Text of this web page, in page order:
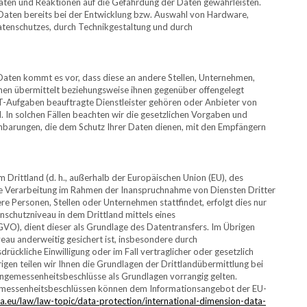
bereits bei der Entwicklung bzw. Auswahl von Hardware,
durch Technikgestaltung und durch
kommt es vor, dass diese an andere Stellen, Unternehmen,
übermittelt beziehungsweise ihnen gegenüber offengelegt
Aufgaben beauftragte Dienstleister gehören oder Anbieter von
solchen Fällen beachten wir die gesetzlichen Vorgaben und
die dem Schutz Ihrer Daten dienen, mit den Empfängern
(d. h., außerhalb der Europäischen Union (EU), des
im Rahmen der Inanspruchnahme von Diensten Dritter
Personen, Stellen oder Unternehmen stattfindet, erfolgt dies nur
in dem Drittland mittels eines
dient dieser als Grundlage des Datentransfers. Im Übrigen
anderweitig gesichert ist, insbesondere durch
Einwilligung oder im Fall vertraglicher oder gesetzlich
teilen wir Ihnen die Grundlagen der Drittlandübermittlung bei
als Grundlagen vorrangig gelten.
können dem Informationsangebot der EU-
law/law-topic/data-protection/international-dimension-data-